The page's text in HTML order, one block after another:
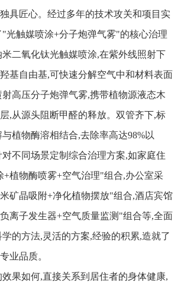
具匠心。经过多年的技术攻关和项目实
光触媒喷涂+分子炮弹气雾"的核心治理
二氧化钛光触媒喷涂,在紫外线照射下
基自由基,可快速分解空气中和材料表面
高压分子炮弹气雾,携带植物源液态木
,从源头阻断甲醛的释放。双管齐下,标
植物酶溶相结合,去除率高达98%以
对不同场景定制综合治理方案,如家庭住
+植物酶喷雾+空气治理"组合,办公室采
矿晶吸附+净化植物摆放"组合,酒店宾馆
离子发生器+空气质量监测"组合等,全面
的方法,灵活的方案,经验的积累,造就了
业品质。
果如何,直接关系到居住者的身体健康,